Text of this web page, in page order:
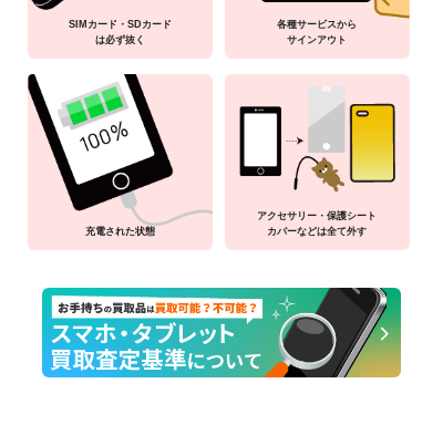
SIMカード・SDカード
は必ず抜く
各種サービスから
サインアウト
充電された状態
アクセサリー・保護シート
カバーなどは全て外す